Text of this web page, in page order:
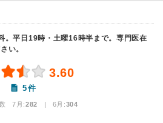
。平日19時・土曜16時半まで。専門医在
い。
3.60
5件
7月:282 | 6月:304